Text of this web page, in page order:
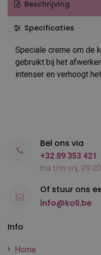
Beschrijving
Specificaties
Speciale creme om de
gebruikt bij het
intenser en verhoogt
Info
Home
Bel ons via
+32 89 353 421
ma t/m vrij,
Of stuur ons
info@koll.be